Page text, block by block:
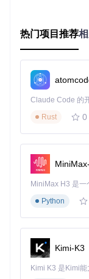
PDFPatcher主界
验证
打开生成的
查看文件属性
扩展：替代符命
利用替代符实现
<源文件名>：
<标题>
<作者>：插入
[<作者
如何为PDF
痛点标签：无书
面对数百页的
引，极大影响阅
热门项目推荐
Rust
0
Python
Kimi-K3